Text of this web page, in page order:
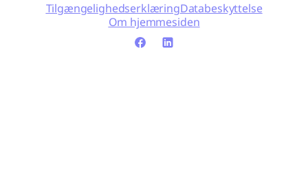
TilgængelighedserklæringDatabeskyttelse
Om hjemmesiden